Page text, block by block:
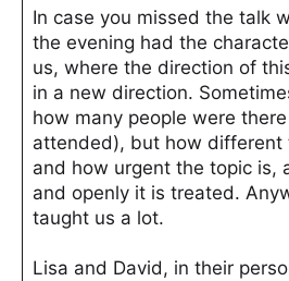
In case you missed the talk
the evening had the
us, where the direction of
in a new direction.
how many people were
attended), but how different
and how urgent the topic is,
and openly it is treated.
taught us a lot.
Lisa and David, in their